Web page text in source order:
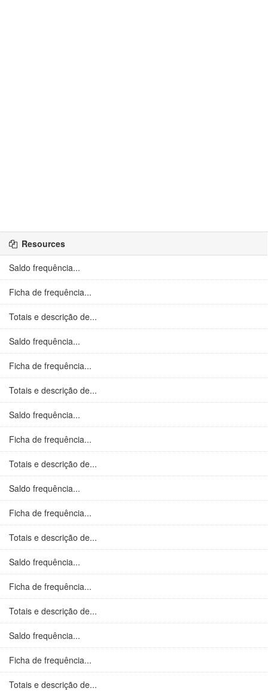
Resources
Saldo frequência...
Ficha de frequência...
Totais e descrição de...
Saldo frequência...
Ficha de frequência...
Totais e descrição de...
Saldo frequência...
Ficha de frequência...
Totais e descrição de...
Saldo frequência...
Ficha de frequência...
Totais e descrição de...
Saldo frequência...
Ficha de frequência...
Totais e descrição de...
Saldo frequência...
Ficha de frequência...
Totais e descrição de...